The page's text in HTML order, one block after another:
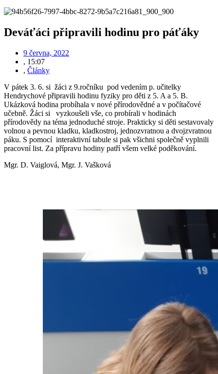
Deváťáci připravili hodinu pro páťáky
9 června, 2022
, 15:07
, Články
V pátek 3. 6. si žáci z 9.ročníku pod vedením p. učitelky
Hendrychové připravili hodinu fyziky pro děti z 5. A a 5. B.
Ukázková hodina probíhala v nové přírodovědné a v počítačové
učebně. Žáci si vyzkoušeli vše, co probírali v hodinách
přírodovědy na téma jednoduché stroje. Prakticky si děti sestavovaly
volnou a pevnou kladku, kladkostroj, jednozvratnou a dvojzvratnou
páku. S pomocí interaktivní tabule si pak všichni společně vyplnili
pracovní list. Za přípravu hodiny patří všem velké poděkování.
Mgr. D. Vaiglová, Mgr. J. Vašková